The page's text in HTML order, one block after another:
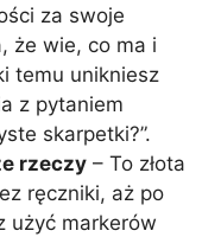
za swoje
że wie, co ma i
temu unikniesz
z pytaniem
skarpetki?”.
rzeczy – To złota
ręczniki, aż po
użyć markerów